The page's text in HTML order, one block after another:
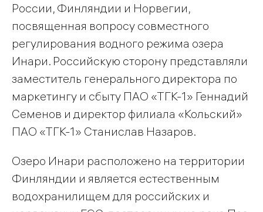
России, Финляндии и Норвегии,
посвященная вопросу совместного
регулирования водного режима озера
Инари. Российскую сторону представляли
заместитель генерального директора по
маркетингу и сбыту ПАО «ТГК-1» Геннадий
Семенов и директор филиала «Кольский»
ПАО «ТГК-1» Станислав Назаров.
Озеро Инари расположено на территории
Финляндии и является естественным
водохранилищем для российских и